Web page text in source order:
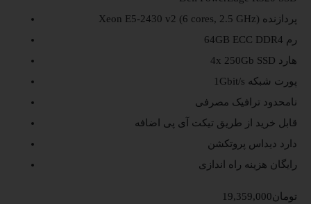
Xeon E5-2430 v2 (6 cores, 2.5 GHz) پردازنده
64GB ECC DDR4 رم
4x 250Gb SSD هارد
1Gbit/s پورت شبکه
نامحدود ترافیک مصرفی
قابل خرید از طریق تیکت آی پی اضافه
دارد دیداس پروتکشن
رایگان هزینه راه اندازی
19,359,000تومان